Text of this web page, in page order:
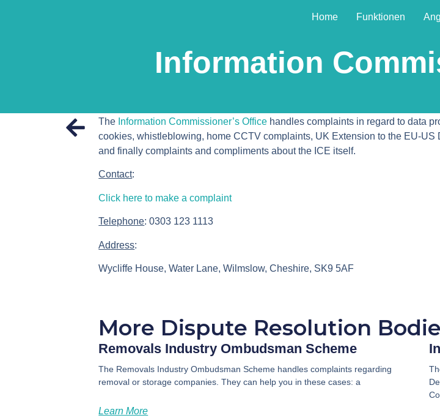
Home Funktionen
Information
The Information Commissioner’s Office handles complaints in regard to data
cookies, whistleblowing, home CCTV complaints, UK Extension to the EU-
and finally complaints and compliments about the ICE itself.
Contact:
Click here to make a complaint
Telephone:0303 123 1113
Address:
Wycliffe House, Water Lane, Wilmslow, Cheshire, SK9 5AF
More Dispute Resolution
Removals Industry Ombudsman Scheme
The Removals Industry Ombudsman Scheme handles complaints regarding
removal or storage companies. They can help you in these cases: a
Learn More